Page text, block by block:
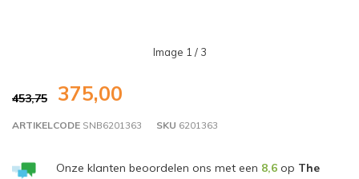
Image 1 / 3
453,75 375,00
ARTIKELCODE SNB6201363 SKU 6201363
Onze klanten beoordelen ons met een 8,6op The